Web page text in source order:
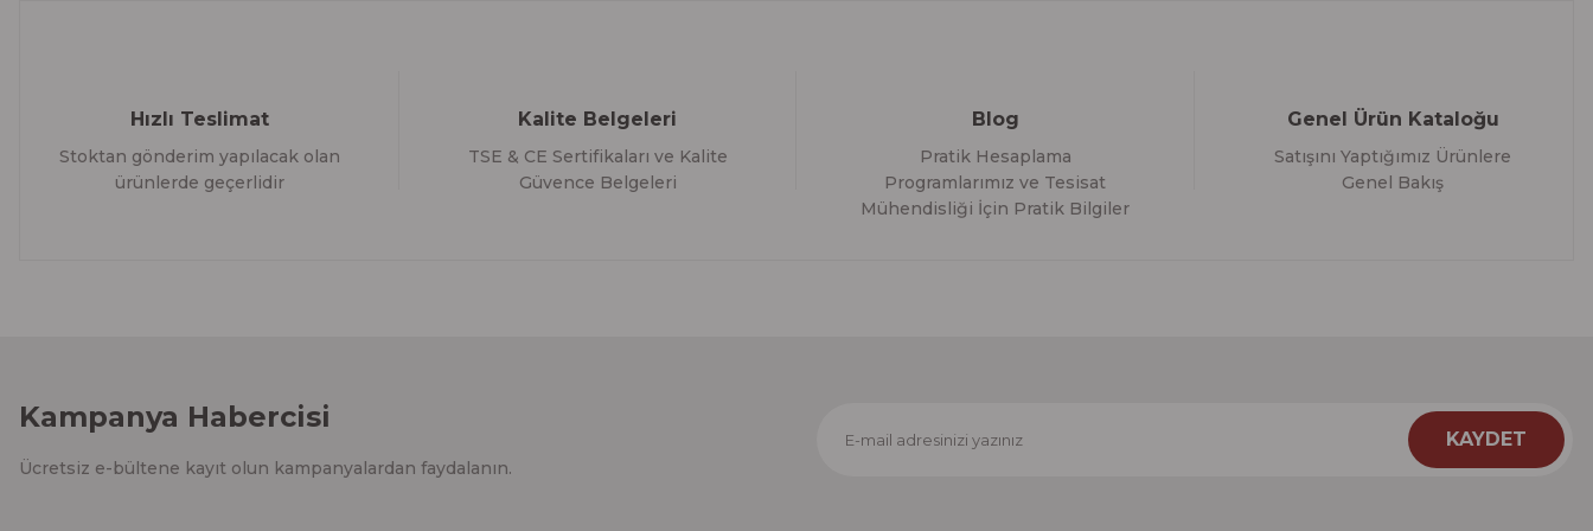
Hızlı Teslimat
Stoktan gönderim yapılacak olan
ürünlerde geçerlidir
Kalite Belgeleri
TSE & CE Sertifikaları ve Kalite
Güvence Belgeleri
Blog
Pratik Hesaplama
Programlarımız ve Tesisat
Mühendisliği İçin Pratik Bilgiler
Genel Ürün Kataloğu
Satışını Yaptığımız Ürünlere
Genel Bakış
Kampanya Habercisi
Ücretsiz e-bültene kayıt olun kampanyalardan faydalanın.
KAYDET